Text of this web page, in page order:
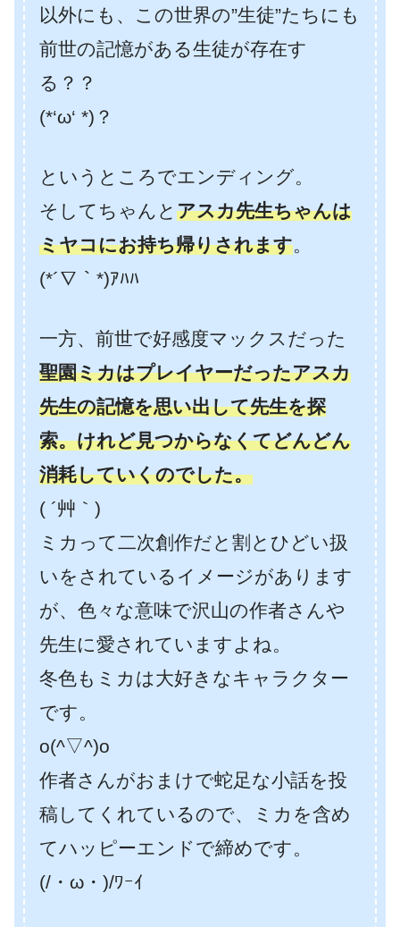
以外にも、この世界の”生徒”たちにも
前世の記憶がある生徒が存在す
る？？
(*‘ω‘ *)？
というところでエンディング。
そしてちゃんと アスカ先生ちゃんは
ミヤコにお持ち帰りされます。
(*´∇｀*)ｱﾊﾊ
一方、前世で好感度マックスだった
聖園ミカはプレイヤーだったアスカ
先生の記憶を思い出して先生を探
索。けれど見つからなくてどんどん
消耗していくのでした。
( ´艸｀)
ミカって二次創作だと割とひどい扱
いをされているイメージがあります
が、色々な意味で沢山の作者さんや
先生に愛されていますよね。
冬色もミカは大好きなキャラクター
です。
o(^▽^)o
作者さんがおまけで蛇足な小話を投
稿してくれているので、ミカを含め
てハッピーエンドで締めです。
(/・ω・)/ﾜｰｲ